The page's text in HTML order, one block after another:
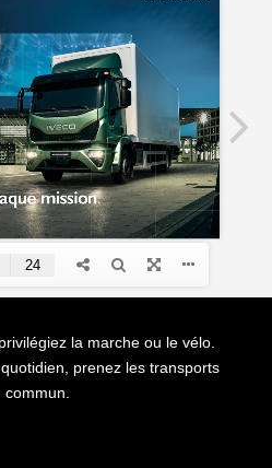
la marche ou le vélo.
prenez les transports
commun.